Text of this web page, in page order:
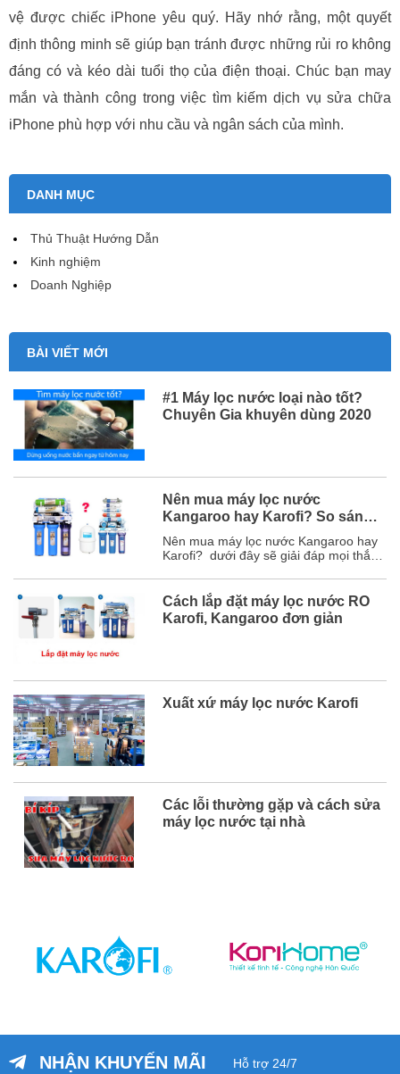
vệ được chiếc iPhone yêu quý. Hãy nhớ rằng, một quyết
định thông minh sẽ giúp bạn tránh được những rủi ro không
đáng có và kéo dài tuổi thọ của điện thoại. Chúc bạn may
mắn và thành công trong việc tìm kiếm dịch vụ sửa chữa
iPhone phù hợp với nhu cầu và ngân sách của mình.
DANH MỤC
Thủ Thuật Hướng Dẫn
Kinh nghiệm
Doanh Nghiệp
BÀI VIẾT MỚI
#1 Máy lọc nước loại nào tốt?
Chuyên Gia khuyên dùng 2020
Nên mua máy lọc nước
Kangaroo hay Karofi? So sánh
chi tiết
Nên mua máy lọc nước Kangaroo hay
Karofi? dưới đây sẽ giải đáp mọi thắc
này, bạn sẽ chọn được hãng máy lọc
nước phù hợp với mình. Mục lục 1. So
sánh chi tiết máy lọc nước Karofi và
Kangaroo ...
Cách lắp đặt máy lọc nước RO
Karofi, Kangaroo đơn giản
Xuất xứ máy lọc nước Karofi
Các lỗi thường gặp và cách sửa
máy lọc nước tại nhà
NHẬN KHUYẾN MÃI Hỗ trợ 24/7